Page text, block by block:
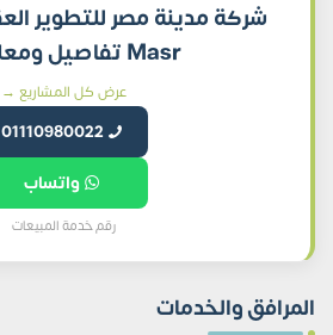
Masr تفاصيل ومعلومات
عرض كل المشاريع →
01110980022
واتساب
رقم خدمة المبيعات
المرافق والخدمات